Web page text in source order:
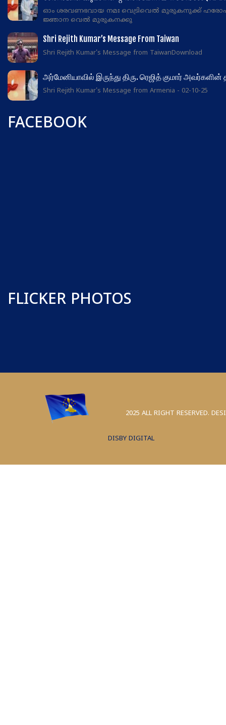
ഓം ശരവണഭവായ നമഃ വെട്രിവെൽ മുരുകനുക്ക്
ജ്ഞാന വെൽ മുരുകനക്കു
Shri Rejith Kumar’s Message From Taiwan
Shri Rejith Kumar's Message from TaiwanDownload
அர்மேனியாவில் இருந்து திரு. ரெஜித் குமார்
Shri Rejith Kumar's Message from Armenia - 02-10-25
FACEBOOK
FLICKER PHOTOS
2025 ALL RIGHT RESERVED.
DISBY DIGITAL